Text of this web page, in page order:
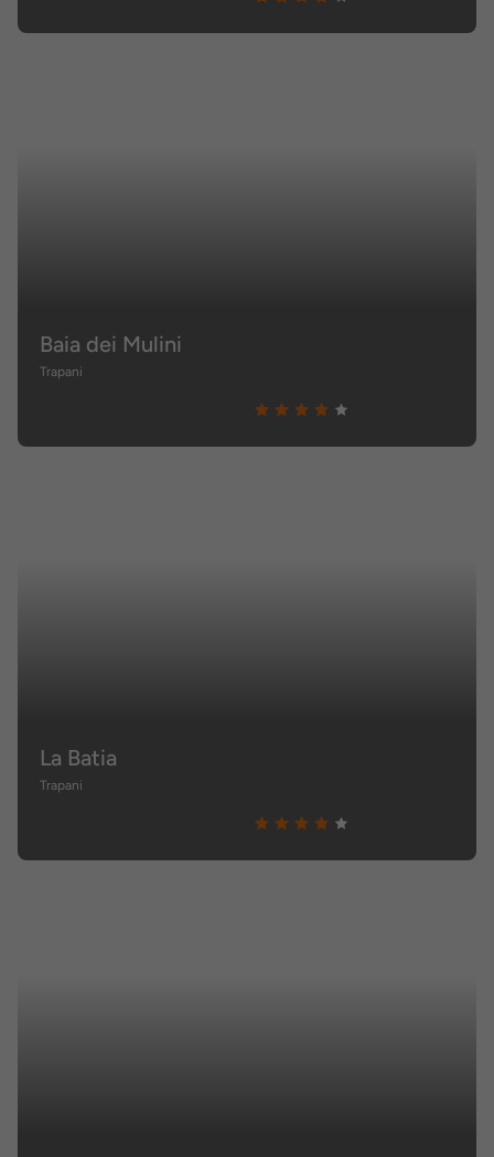
Baia dei Mulini
Trapani
La Batia
Trapani